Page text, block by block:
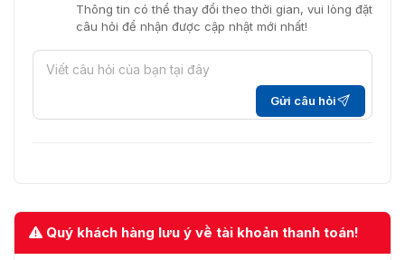
Thông tin có thể thay đổi theo thời gian, vui lòng đặt
câu hỏi để nhận được cập nhật mới nhất!
Gửi câu hỏi
Quý khách hàng lưu ý về tài khoản thanh toán!